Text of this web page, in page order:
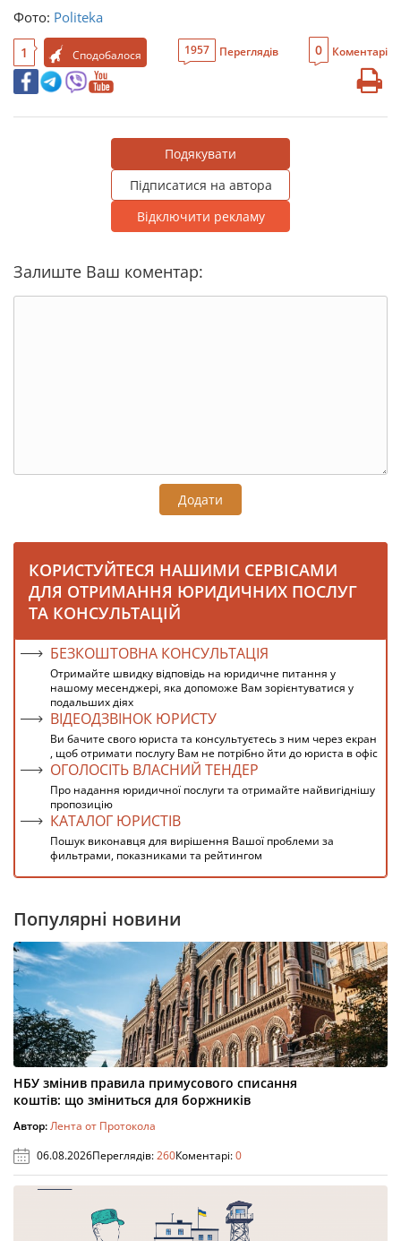
Фото: Politeka
1 Сподобалося 1957 Переглядів 0 Коментарі
Подякувати
Підписатися на автора
Відключити рекламу
Залиште Ваш коментар:
Додати
КОРИСТУЙТЕСЯ НАШИМИ СЕРВІСАМИ
ДЛЯ ОТРИМАННЯ ЮРИДИЧНИХ ПОСЛУГ
ТА КОНСУЛЬТАЦІЙ
БЕЗКОШТОВНА КОНСУЛЬТАЦІЯ
Отримайте швидку відповідь на юридичне питання у
нашому месенджері, яка допоможе Вам зорієнтуватися у
подальших діях
ВІДЕОДЗВІНОК ЮРИСТУ
Ви бачите свого юриста та консультуєтесь з ним через екран
, щоб отримати послугу Вам не потрібно йти до юриста в офіс
ОГОЛОСІТЬ ВЛАСНИЙ ТЕНДЕР
Про надання юридичної послуги та отримайте найвигіднішу
пропозицію
КАТАЛОГ ЮРИСТІВ
Пошук виконавця для вирішення Вашої проблеми за
фильтрами, показниками та рейтингом
Популярні новини
НБУ змінив правила примусового списання
коштів: що зміниться для боржників
Автор:Лента от Протокола
06.08.2026Переглядів:260Коментарі:0